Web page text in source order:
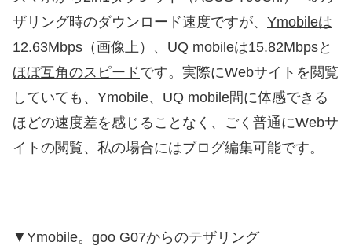
ザリング時のダウンロード速度ですが、 Ymobileは
12.63Mbps（画像上）、UQ mobileは15.82Mbpsと
ほぼ互角のスピードです。実際にWebサイトを閲覧
していても、Ymobile、UQ mobile間に体感できる
ほどの速度差を感じることなく、ごく普通にWebサ
イトの閲覧、私の場合にはブログ編集可能です。
▼Ymobile。goo G07からのテザリング